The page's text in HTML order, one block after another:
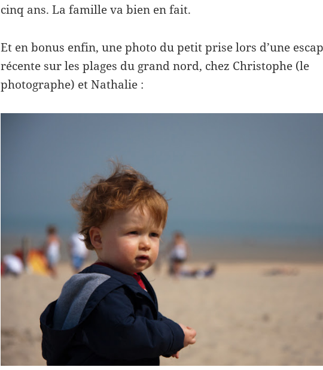
cinq ans. La famille va bien en fait.
Et en bonus enfin, une photo du petit prise lors d’une
récente sur les plages du grand nord, chez Christophe (le
photographe) et Nathalie :